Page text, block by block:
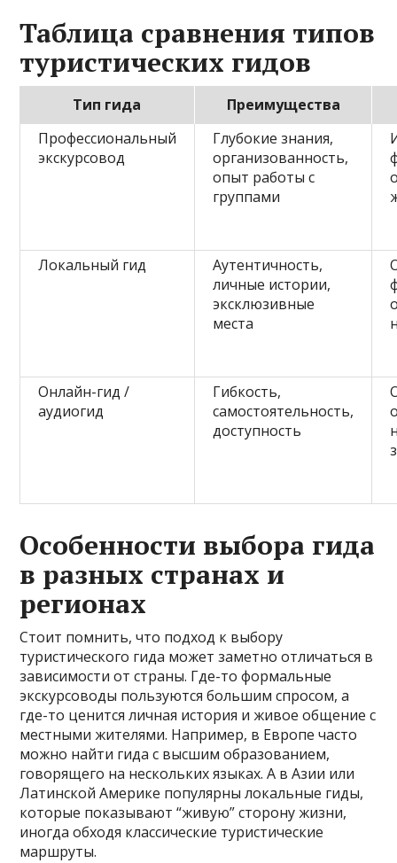
Таблица сравнения типов
туристических гидов
Тип гида
Преимущества
Профессиональный
экскурсовод
Глубокие знания,
организованность,
опыт работы с
группами
Локальный гид
Аутентичность,
личные истории,
эксклюзивные
места
Онлайн-гид /
аудиогид
Гибкость,
самостоятельность,
доступность
Особенности выбора гида
в разных странах и
регионах
Стоит помнить, что подход к выбору
туристического гида может заметно отличаться в
зависимости от страны. Где-то формальные
экскурсоводы пользуются большим спросом, а
где-то ценится личная история и живое общение с
местными жителями. Например, в Европе часто
можно найти гида с высшим образованием,
говорящего на нескольких языках. А в Азии или
Латинской Америке популярны локальные гиды,
которые показывают “живую” сторону жизни,
иногда обходя классические туристические
маршруты.